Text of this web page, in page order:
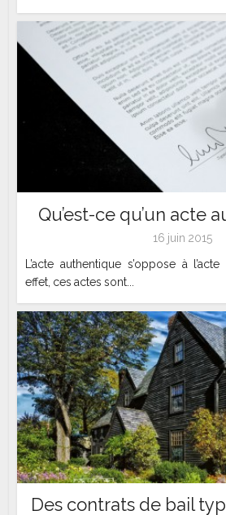
Qu’est-ce qu’un acte
16 juin 2015
L’acte authentique s’oppose à
effet, ces actes sont...
Des contrats de bail